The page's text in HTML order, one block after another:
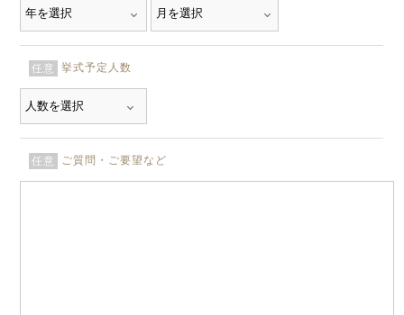
任意 挙式予定人数
任意 ご質問・ご要望など